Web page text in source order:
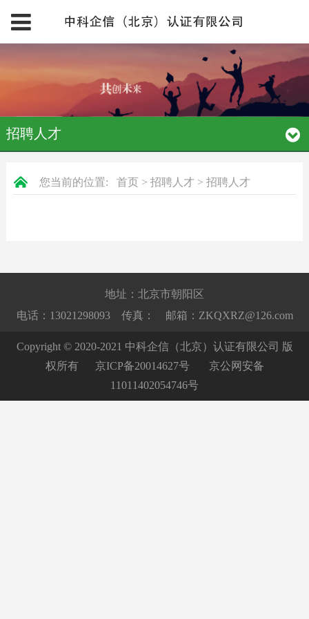
招聘人才
您当前的位置: 首页> 招聘人才 > 招聘人才
地址：北京市朝阳区
电话：13021298093 传真： 邮箱：ZKQXRZ@126.com
Copyright © 2020-2021 中科企信（北京）认证有限公司 版
权所有 京ICP备20014627号
京公网安备
11011402054746号